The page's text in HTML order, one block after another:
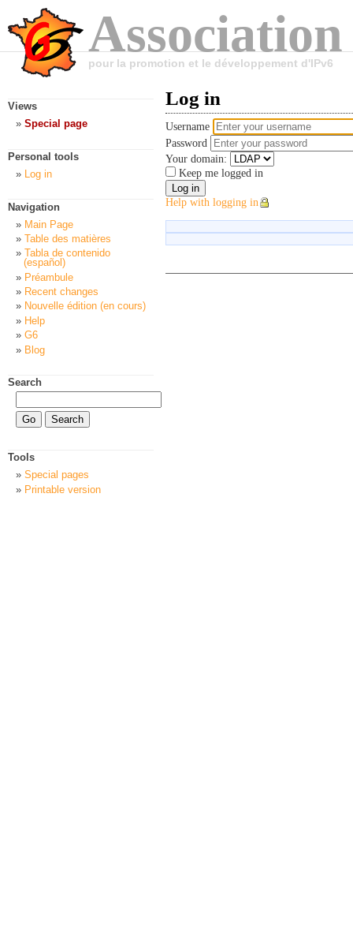
pour la promotion et le développement d'IPv6
Log in
Username
Password
Your domain:
Keep me logged in
Help with logging in
Views
Special page
Personal tools
Log in
Navigation
Main Page
Table des matières
Tabla de contenido
(español)
Préambule
Recent changes
Nouvelle édition (en cours)
Help
G6
Blog
Search
Tools
Special pages
Printable version